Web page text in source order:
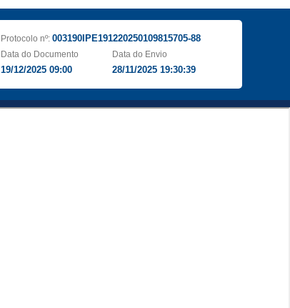
Protocolo nº: 003190IPE191220250109815705-88
Data do Documento
19/12/2025 09:00
Data do Envio
28/11/2025 19:30:39